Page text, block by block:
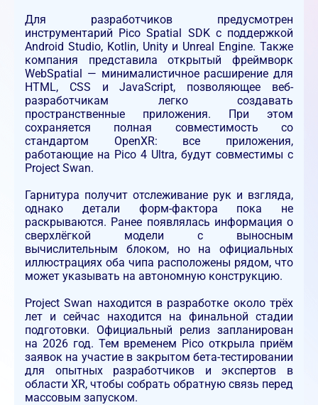
Для разработчиков предусмотрен
инструментарий Pico Spatial SDK с поддержкой
Android Studio, Kotlin, Unity и Unreal Engine. Также
компания представила открытый фреймворк
WebSpatial — минималистичное расширение для
HTML, CSS и JavaScript, позволяющее веб-
разработчикам легко создавать
пространственные приложения. При этом
сохраняется полная совместимость со
стандартом OpenXR: все приложения,
работающие на Pico 4 Ultra, будут совместимы с
Project Swan.
Гарнитура получит отслеживание рук и взгляда,
однако детали форм-фактора пока не
раскрываются. Ранее появлялась информация о
сверхлёгкой модели с выносным
вычислительным блоком, но на официальных
иллюстрациях оба чипа расположены рядом, что
может указывать на автономную конструкцию.
Project Swan находится в разработке около трёх
лет и сейчас находится на финальной стадии
подготовки. Официальный релиз запланирован
на 2026 год. Тем временем Pico открыла приём
заявок на участие в закрытом бета-тестировании
для опытных разработчиков и экспертов в
области XR, чтобы собрать обратную связь перед
массовым запуском.